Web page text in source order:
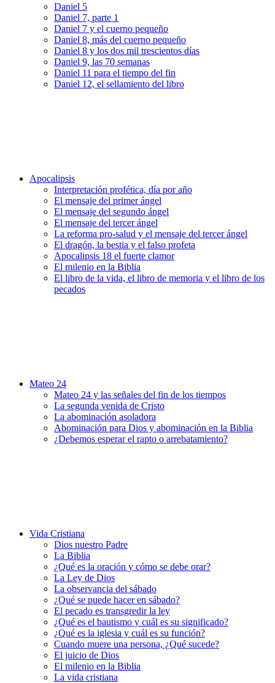
Daniel 5
Daniel 7, parte 1
Daniel 7 y el cuerno pequeño
Daniel 8, más del cuerno pequeño
Daniel 8 y los dos mil trescientos días
Daniel 9, las 70 semanas
Daniel 11 para el tiempo del fin
Daniel 12, el sellamiento del libro
Apocalipsis
Interpretación profética, día por año
El mensaje del primer ángel
El mensaje del segundo ángel
El mensaje del tercer ángel
La reforma pro-salud y el mensaje del tercer ángel
El dragón, la bestia y el falso profeta
Apocalipsis 18 el fuerte clamor
El milenio en la Biblia
El libro de la vida, el libro de memoria y el libro de los
pecados
Mateo 24
Mateo 24 y las señales del fin de los tiempos
La segunda venida de Cristo
La abominación asoladora
Abominación para Dios y abominación en la Biblia
¿Debemos esperar el rapto o arrebatamiento?
Vida Cristiana
Dios nuestro Padre
La Biblia
¿Qué es la oración y cómo se debe orar?
La Ley de Dios
La observancia del sábado
¿Qué se puede hacer en sábado?
El pecado es transgredir la ley
¿Qué es el bautismo y cuál es su significado?
¿Qué es la iglesia y cuál es su función?
Cuando muere una persona, ¿Qué sucede?
El juicio de Dios
El milenio en la Biblia
La vida cristiana